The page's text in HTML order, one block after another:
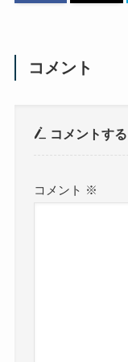
コメント
コメントする
コメント ※